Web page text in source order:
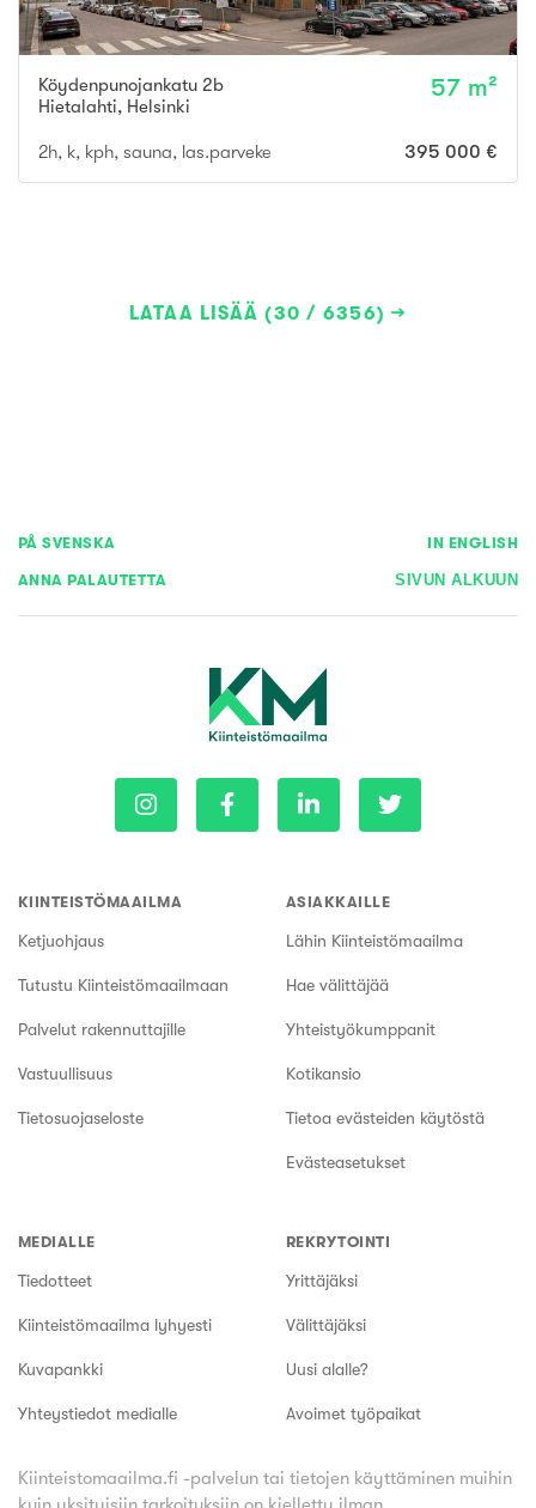
Köydenpunojankatu 2b
Hietalahti, Helsinki
57 m²
2h, k, kph, sauna, las.parveke 395 000 €
LATAA LISÄÄ (30 / 6356)
PÅ SVENSKA IN ENGLISH
ANNA PALAUTETTA SIVUN ALKUUN
KIINTEISTÖMAAILMA
Ketjuohjaus
Tutustu Kiinteistömaailmaan
Palvelut rakennuttajille
Vastuullisuus
Tietosuojaseloste
ASIAKKAILLE
Lähin Kiinteistömaailma
Hae välittäjää
Yhteistyökumppanit
Kotikansio
Tietoa evästeiden käytöstä
Evästeasetukset
MEDIALLE
Tiedotteet
Kiinteistömaailma lyhyesti
Kuvapankki
Yhteystiedot medialle
REKRYTOINTI
Yrittäjäksi
Välittäjäksi
Uusi alalle?
Avoimet työpaikat
Kiinteistomaailma.fi -palvelun tai tietojen käyttäminen muihin